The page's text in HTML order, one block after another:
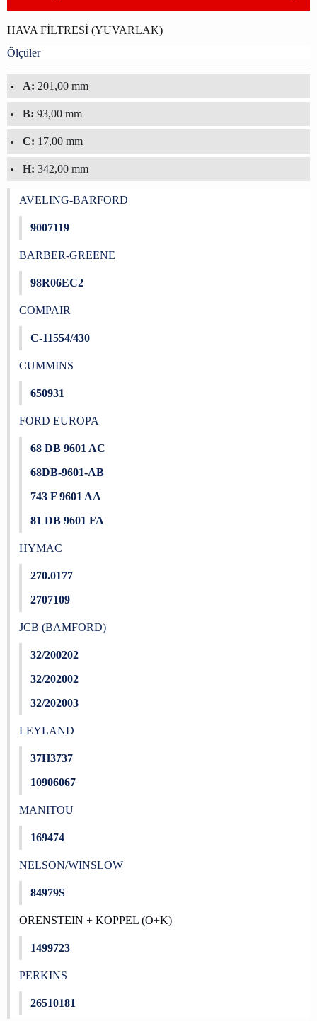
HAVA FİLTRESİ (YUVARLAK)
Ölçüler
A: 201,00 mm
B: 93,00 mm
C: 17,00 mm
H: 342,00 mm
AVELING-BARFORD
9007119
BARBER-GREENE
98R06EC2
COMPAIR
C-11554/430
CUMMINS
650931
FORD EUROPA
68 DB 9601 AC
68DB-9601-AB
743 F 9601 AA
81 DB 9601 FA
HYMAC
270.0177
2707109
JCB (BAMFORD)
32/200202
32/202002
32/202003
LEYLAND
37H3737
10906067
MANITOU
169474
NELSON/WINSLOW
84979S
ORENSTEIN + KOPPEL (O+K)
1499723
PERKINS
26510181